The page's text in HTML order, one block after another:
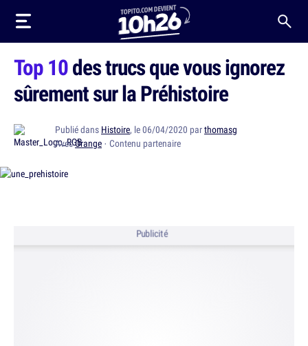
Top 10des trucs que vous ignorez
sûrement sur la Préhistoire
Publié dans Histoire, le 06/04/2020 parthomasg
AvecOrange · Contenu partenaire
Publicité